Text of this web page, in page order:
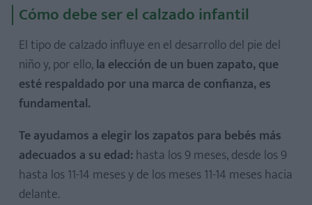
Cómo debe ser el calzado infantil
El tipo de calzado influye en el desarrollo del pie del
niño y, por ello,la elección de un buen zapato, que
esté respaldado por una marca de confianza, es
fundamental.
Te ayudamos a elegir los zapatos para bebés más
adecuados a su edad: hasta los 9 meses, desde los 9
hasta los 11-14 meses y de los meses 11-14 meses hacia
delante.